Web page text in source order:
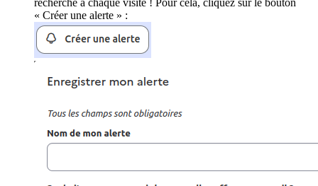
recherche à chaque visite ! Pour cela, cliquez sur le bouton
« Créer une alerte » :